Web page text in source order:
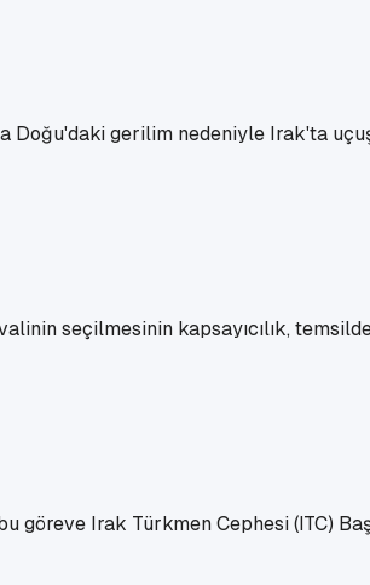
gerilim nedeniyle Irak'ta
seçilmesinin kapsayıcılık,
Irak Türkmen Cephesi (ITC)